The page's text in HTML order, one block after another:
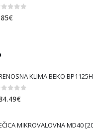
out of 5
€
KLIMA BEKO BP1125H
out of 5
€